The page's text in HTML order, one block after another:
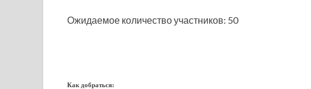
Ожидаемое количество участников: 50
Как добраться: